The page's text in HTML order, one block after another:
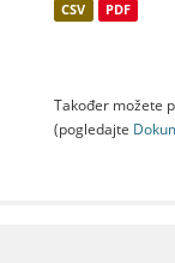
CSV PDF
Također možete
(pogledajte